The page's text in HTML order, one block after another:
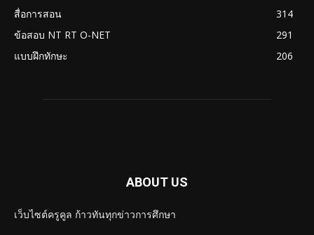
สื่อการสอน
314
ข้อสอบ NT RT O-NET
291
แบบฝึกทักษะ
206
ABOUT US
เว็บไซต์ครูคูล ก้าวทันทุกข่าวการศึกษา